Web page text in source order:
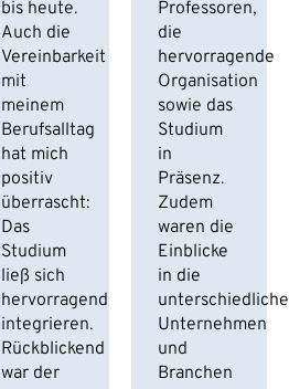
bis heute.
Auch die
Vereinbarkeit
mit
meinem
Berufsalltag
hat mich
positiv
überrascht:
Das
Studium
ließ sich
hervorragend
integrieren.
Rückblickend
war der
Professoren,
die
hervorragende
Organisation
sowie das
Studium
in
Präsenz.
Zudem
waren die
Einblicke
in die
Unternehmen
und
Branchen